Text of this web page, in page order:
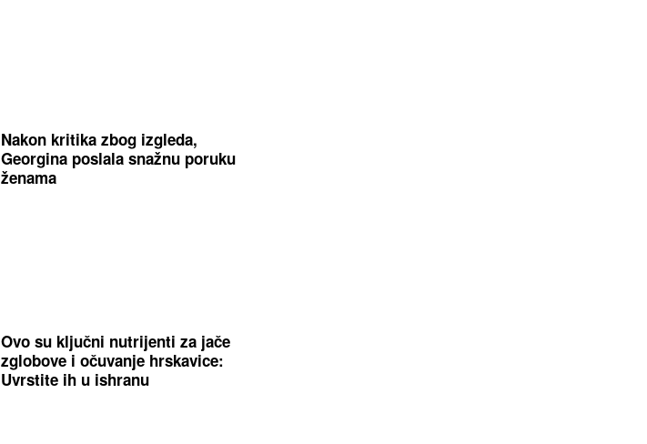
Nakon kritika zbog izgleda,
Georgina poslala snažnu poruku
ženama
Ovo su ključni nutrijenti za jače
zglobove i očuvanje hrskavice:
Uvrstite ih u ishranu